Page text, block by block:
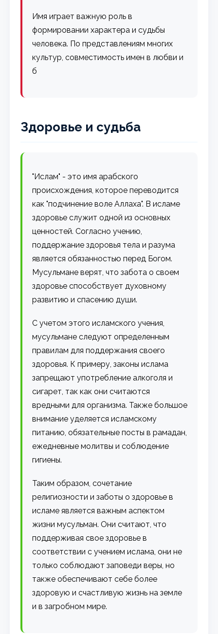
Имя играет важную роль в
формировании характера и судьбы
человека. По представлениям многих
культур, совместимость имен в любви и
б
Здоровье и судьба
"Ислам" - это имя арабского
происхождения, которое переводится
как "подчинение воле Аллаха". В исламе
здоровье служит одной из основных
ценностей. Согласно учению,
поддержание здоровья тела и разума
является обязанностью перед Богом.
Мусульмане верят, что забота о своем
здоровье способствует духовному
развитию и спасению души.
С учетом этого исламского учения,
мусульмане следуют определенным
правилам для поддержания своего
здоровья. К примеру, законы ислама
запрещают употребление алкоголя и
сигарет, так как они считаются
вредными для организма. Также большое
внимание уделяется исламскому
питанию, обязательные посты в рамадан,
ежедневные молитвы и соблюдение
гигиены.
Таким образом, сочетание
религиозности и заботы о здоровье в
исламе является важным аспектом
жизни мусульман. Они считают, что
поддерживая свое здоровье в
соответствии с учением ислама, они не
только соблюдают заповеди веры, но
также обеспечивают себе более
здоровую и счастливую жизнь на земле
и в загробном мире.